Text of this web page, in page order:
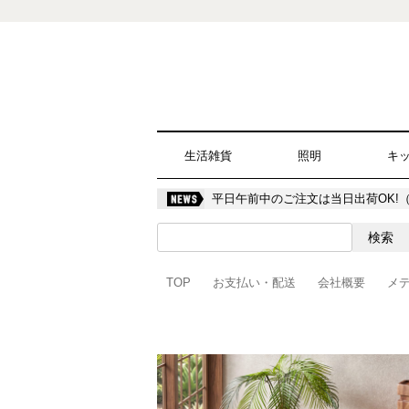
生活雑貨 照明 キ
平日午前中のご注文は当日出荷OK!
TOP お支払い・配送 会社概要 メ